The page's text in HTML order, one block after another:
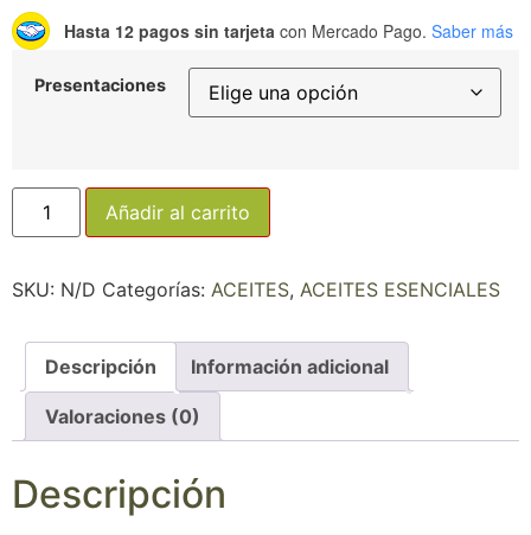
Hasta 12 pagos sin tarjeta con Mercado Pago. Saber más
Presentaciones
Añadir al carrito
SKU: N/D Categorías: ACEITES, ACEITES ESENCIALES
Descripción Información adicional
Valoraciones (0)
Descripción